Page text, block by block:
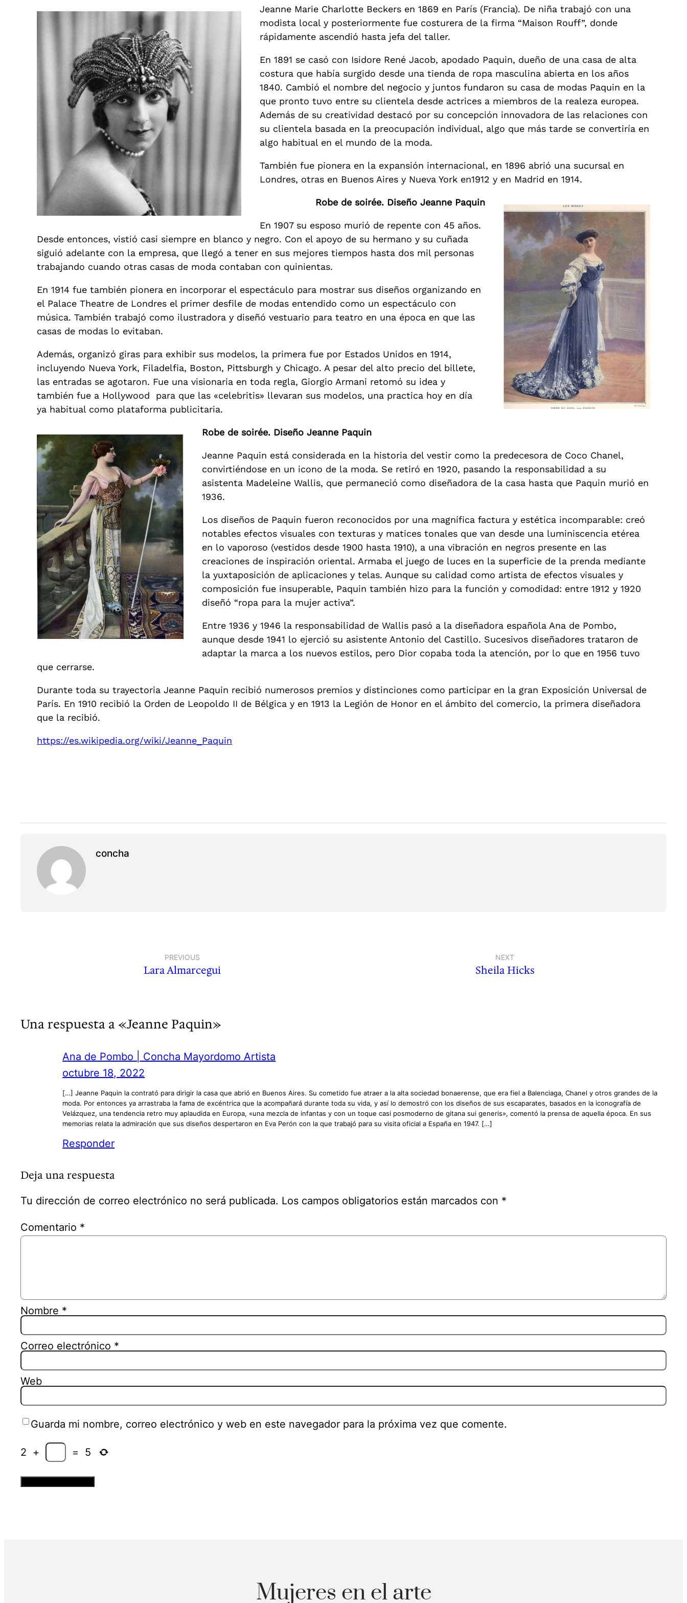
Jeanne Marie Charlotte Beckers en 1869 en París (Francia). De niña trabajó con una
modista local y posteriormente fue costurera de la firma “Maison Rouff”, donde
rápidamente ascendió hasta jefa del taller.
En 1891 se casó con Isidore René Jacob, apodado Paquin, dueño de una casa de alta
costura que había surgido desde una tienda de ropa masculina abierta en los años
1840. Cambió el nombre del negocio y juntos fundaron su casa de modas Paquin en la
que pronto tuvo entre su clientela desde actrices a miembros de la realeza europea.
Además de su creatividad destacó por su concepción innovadora de las relaciones con
su clientela basada en la preocupación individual, algo que más tarde se convertiría en
algo habitual en el mundo de la moda.
También fue pionera en la expansión internacional, en 1896 abrió una sucursal en
Londres, otras en Buenos Aires y Nueva York en1912 y en Madrid en 1914.
Robe de soirée. Diseño Jeanne Paquin
En 1907 su esposo murió de repente con 45 años.
Desde entonces, vistió casi siempre en blanco y negro. Con el apoyo de su hermano y su cuñada
siguió adelante con la empresa, que llegó a tener en sus mejores tiempos hasta dos mil personas
trabajando cuando otras casas de moda contaban con quinientas.
En 1914 fue también pionera en incorporar el espectáculo para mostrar sus diseños organizando en
el Palace Theatre de Londres el primer desfile de modas entendido como un espectáculo con
música. También trabajó como ilustradora y diseñó vestuario para teatro en una época en que las
casas de modas lo evitaban.
Además, organizó giras para exhibir sus modelos, la primera fue por Estados Unidos en 1914,
incluyendo Nueva York, Filadelfia, Boston, Pittsburgh y Chicago. A pesar del alto precio del billete,
las entradas se agotaron. Fue una visionaria en toda regla, Giorgio Armani retomó su idea y
también fue a Hollywood para que las «celebritis» llevaran sus modelos, una practica hoy en día
ya habitual como plataforma publicitaria.
Robe de soirée. Diseño Jeanne Paquin
Jeanne Paquin está considerada en la historia del vestir como la predecesora de Coco Chanel,
convirtiéndose en un icono de la moda. Se retiró en 1920, pasando la responsabilidad a su
asistenta Madeleine Wallis, que permaneció como diseñadora de la casa hasta que Paquin murió en
1936.
Los diseños de Paquin fueron reconocidos por una magnífica factura y estética incomparable: creó
notables efectos visuales con texturas y matices tonales que van desde una luminiscencia etérea
en lo vaporoso (vestidos desde 1900 hasta 1910), a una vibración en negros presente en las
creaciones de inspiración oriental. Armaba el juego de luces en la superficie de la prenda mediante
la yuxtaposición de aplicaciones y telas. Aunque su calidad como artista de efectos visuales y
composición fue insuperable, Paquin también hizo para la función y comodidad: entre 1912 y 1920
diseñó “ropa para la mujer activa”.
Entre 1936 y 1946 la responsabilidad de Wallis pasó a la diseñadora española Ana de Pombo,
aunque desde 1941 lo ejerció su asistente Antonio del Castillo. Sucesivos diseñadores trataron de
adaptar la marca a los nuevos estilos, pero Dior copaba toda la atención, por lo que en 1956 tuvo
que cerrarse.
Durante toda su trayectoria Jeanne Paquin recibió numerosos premios y distinciones como participar en la gran Exposición Universal de
París. En 1910 recibió la Orden de Leopoldo II de Bélgica y en 1913 la Legión de Honor en el ámbito del comercio, la primera diseñadora
que la recibió.
https://es.wikipedia.org/wiki/Jeanne_Paquin
concha
PREVIOUS
Lara Almarcegui
NEXT
Sheila Hicks
Una respuesta a «Jeanne Paquin»
Ana de Pombo | Concha Mayordomo Artista
octubre 18, 2022
[…] Jeanne Paquin la contrató para dirigir la casa que abrió en Buenos Aires. Su cometido fue atraer a la alta sociedad bonaerense, que era fiel a Balenciaga, Chanel y otros grandes de la
moda. Por entonces ya arrastraba la fama de excéntrica que la acompañará durante toda su vida, y así lo demostró con los diseños de sus escaparates, basados en la iconografía de
Velázquez, una tendencia retro muy aplaudida en Europa, «una mezcla de infantas y con un toque casi posmoderno de gitana sui generis», comentó la prensa de aquella época. En sus
memorias relata la admiración que sus diseños despertaron en Eva Perón con la que trabajó para su visita oficial a España en 1947. […]
Responder
Deja una respuesta
Tu dirección de correo electrónico no será publicada. Los campos obligatorios están marcados con *
Comentario *
Nombre *
Correo electrónico *
Web
Guarda mi nombre, correo electrónico y web en este navegador para la próxima vez que comente.
2 + = 5
Mujeres en el arte